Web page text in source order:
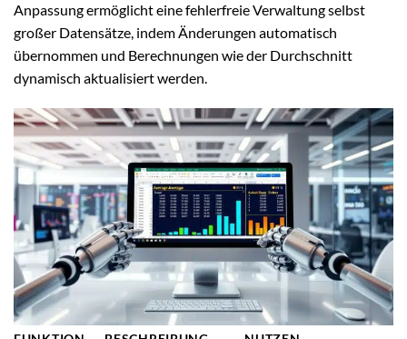
Anpassung ermöglicht eine fehlerfreie Verwaltung selbst
großer Datensätze, indem Änderungen automatisch
übernommen und Berechnungen wie der Durchschnitt
dynamisch aktualisiert werden.